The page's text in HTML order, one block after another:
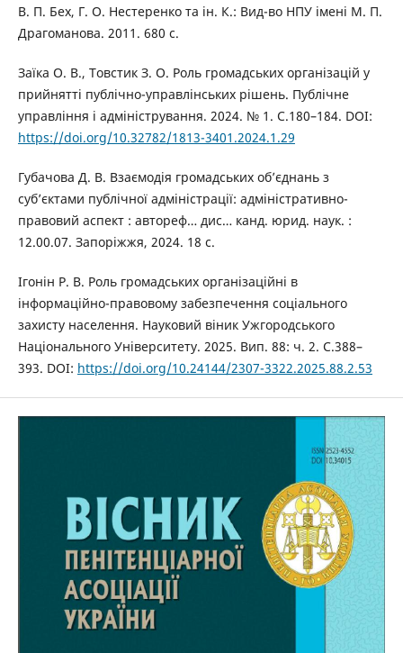
В. П. Бех, Г. О. Нестеренко та ін. К.: Вид-во НПУ імені М. П.
Драгоманова. 2011. 680 с.
Заїка О. В., Товстик З. О. Роль громадських організацій у
прийнятті публічно-управлінських рішень. Публічне
управління і адміністрування. 2024. № 1. С.180–184. DOI:
https://doi.org/10.32782/1813-3401.2024.1.29
Губачова Д. В. Взаємодія громадських об’єднань з
суб’єктами публічної адміністрації: адміністративно-
правовий аспект : автореф… дис… канд. юрид. наук. :
12.00.07. Запоріжжя, 2024. 18 с.
Ігонін Р. В. Роль громадських організаційні в
інформаційно-правовому забезпечення соціального
захисту населення. Науковий віник Ужгородського
Національного Університету. 2025. Вип. 88: ч. 2. С.388–
393. DOI: https://doi.org/10.24144/2307-3322.2025.88.2.53